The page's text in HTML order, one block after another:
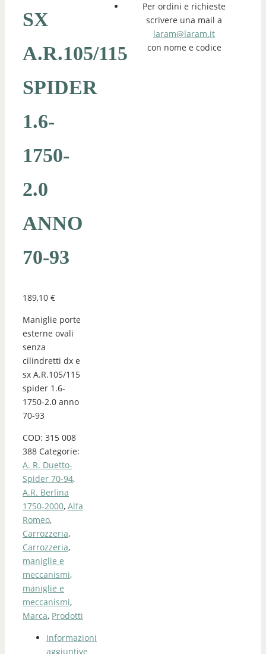
SX
A.R.105/115
SPIDER
1.6-
1750-
2.0
ANNO
70-93
189,10 €
Maniglie porte
esterne ovali
senza
cilindretti dx e
sx A.R.105/115
spider 1.6-
1750-2.0 anno
70-93
COD: 315 008
388 Categorie:
A. R. Duetto-
Spider 70-94,
A.R. Berlina
1750-2000, Alfa
Romeo,
Carrozzeria,
Carrozzeria,
maniglie e
meccanismi,
maniglie e
meccanismi,
Marca, Prodotti
Informazioni
aggiuntive
Per ordini e richieste
scrivere una mail a
laram@laram.it
con nome e codice